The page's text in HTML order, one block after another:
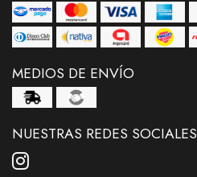
MEDIOS DE ENVÍO
NUESTRAS REDES SOCIALES